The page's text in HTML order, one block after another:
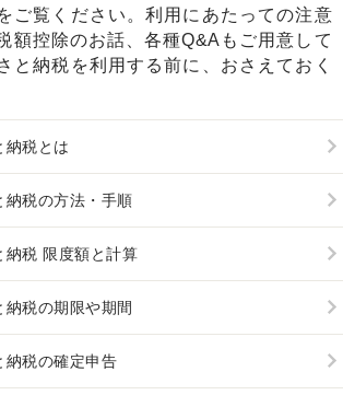
ご覧ください。利用にあたっての注意
額控除のお話、各種Q&Aもご用意して
と納税を利用する前に、おさえておく
納税とは
納税の方法・手順
納税 限度額と計算
納税の期限や期間
納税の確定申告